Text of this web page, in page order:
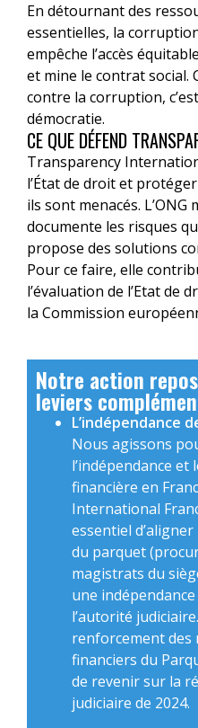
En détournant des
essentielles, la
empêche l’accès
et mine le contrat social.
contre la corruption,
démocratie.
CE QUE DÉFEND
Transparency
l’État de droit et
ils sont menacés.
documente les risques
propose des solutions
Pour ce faire, elle
l’évaluation de l’Etat de
la Commission
Notre action
leviers
L’indépendance
Nous agissons
l’indépendance et
financière en
International
essentiel
du parquet
magistrats du
une
l’autorité
renforcement des
financiers du
de revenir sur la
judiciaire de 2024.